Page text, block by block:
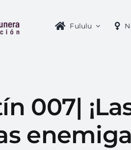
Fululu
007|